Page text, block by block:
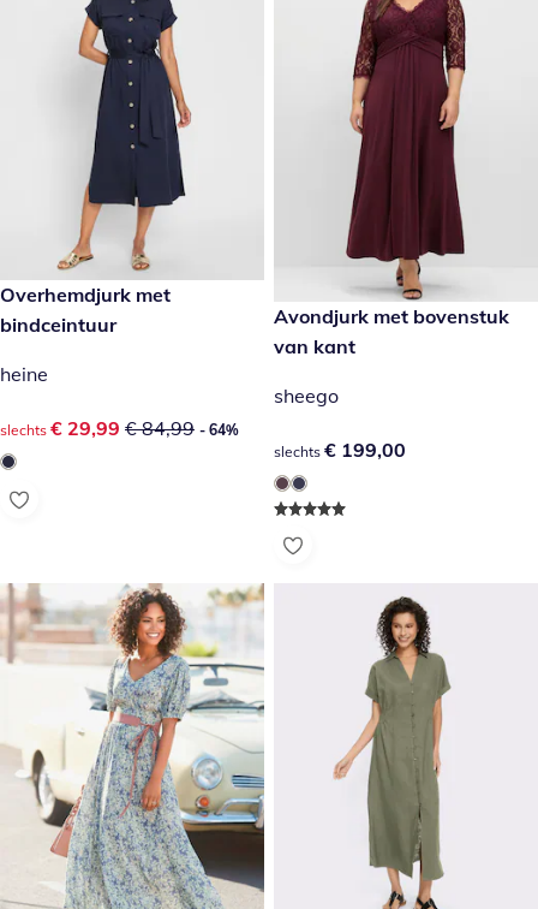
kortingsprijs: € 29,99, vorige prijs: € 84,99
- 64%
Overhemdjurk met
bindceintuur
heine
kortingsprijs: € 29,99, vorige prijs: € 84,99
slechts € 29,99 € 84,99 - 64%
€ 199,00
Avondjurk met bovenstuk
van kant
sheego
€ 199,00
slechts € 199,00